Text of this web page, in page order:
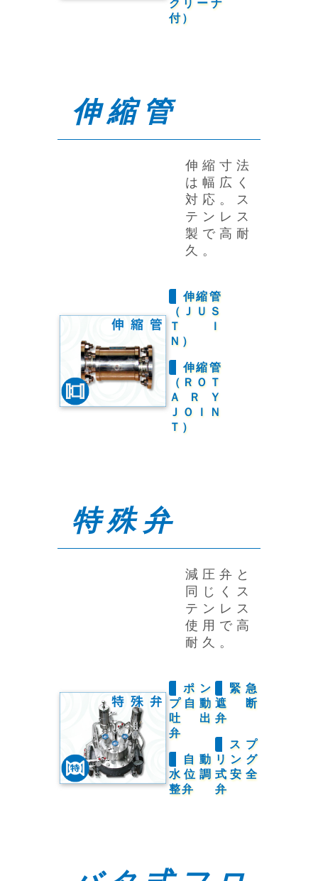
クリーナ
付）
伸縮管
伸縮寸法
は幅広く
対応。ス
テンレス
製で高耐
久。
伸縮管
（ＪＵＳ
ＴＩ
Ｎ）
伸縮管
（ＲＯＴ
ＡＲＹ
ＪＯＩＮ
Ｔ）
特殊弁
減圧弁と
同じくス
テンレス
使用で高
耐久。
ポン
プ自動
吐出
弁
自動
水位調
整弁
緊急
遮断
弁
スプ
リング
式安全
弁